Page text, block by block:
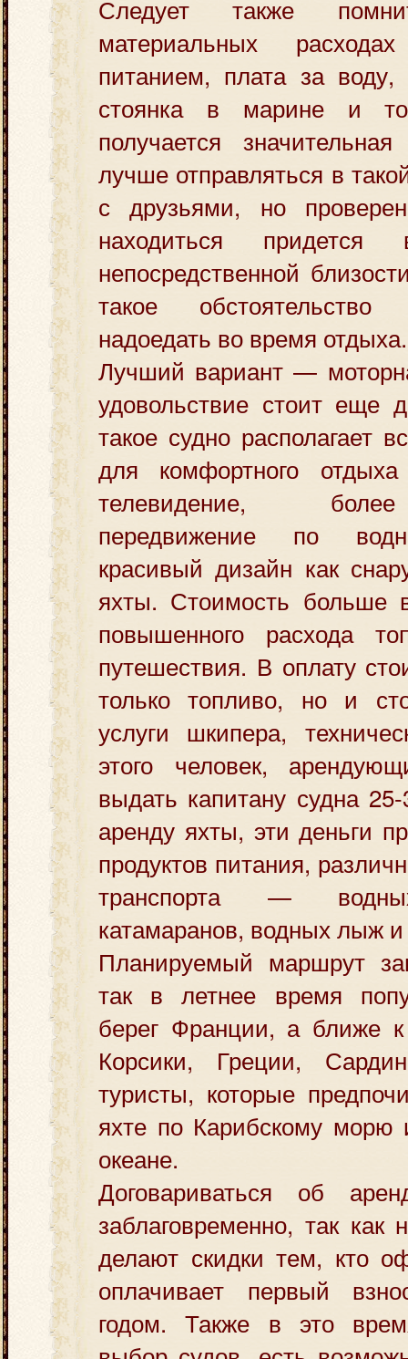
Следует также
материальных
питанием, плата за
стоянка в марине и
получается
лучше отправляться в
с друзьями, но
находиться
непосредственной
такое
надоедать во время отдыха.
Лучший вариант —
удовольствие стоит еще
такое судно располагает
для комфортного
телевидение,
передвижение по
красивый дизайн как
яхты. Стоимость больше
повышенного расхода
путешествия. В оплату
только топливо, но и
услуги шкипера,
этого человек,
выдать капитану судна
аренду яхты, эти деньги
продуктов питания,
транспорта —
катамаранов, водных лыж и
Планируемый маршрут
так в летнее время
берег Франции, а ближе
Корсики, Греции,
туристы, которые
яхте по Карибскому
океане.
Договариваться об
заблаговременно, так
делают скидки тем, кто
оплачивает первый
годом. Также в это